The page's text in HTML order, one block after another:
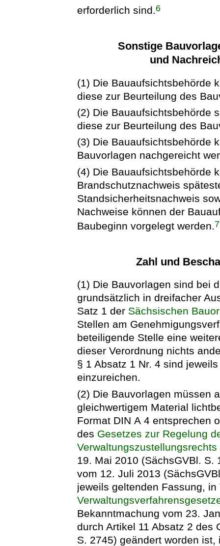
erforderlich sind.6
Sonstige
und
(1) Die Bauaufsichtsbehörde
diese zur Beurteilung des
(2) Die Bauaufsichtsbehörde
diese zur Beurteilung des
(3) Die Bauaufsichtsbehörde
Bauvorlagen nachgereicht
(4) Die Bauaufsichtsbehörde
Brandschutznachweis
Standsicherheitsnachweis
Nachweise können der
Baubeginn vorgelegt werden.7
Zahl und
(1) Die Bauvorlagen sind bei
grundsätzlich in dreifacher
Satz 1 der Sächsischen
Stellen am
beteiligende Stelle eine
dieser Verordnung nichts
§ 1 Absatz 1 Nr. 4 sind
einzureichen.
(2) Die Bauvorlagen müssen
gleichwertigem Material
Format DIN A 4 entsprechen
des Gesetzes zur Regelung
19. Mai 2010 (SächsGVBl. S.
vom 12. Juli 2013
jeweils geltenden Fassung,
Bekanntmachung vom 23.
durch Artikel 11 Absatz 2 des
S. 2745) geändert worden